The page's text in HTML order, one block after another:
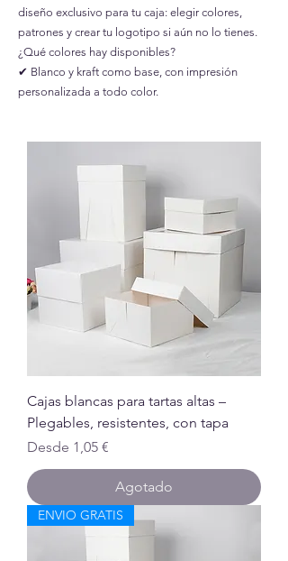
diseño exclusivo para tu caja: elegir colores,
patrones y crear tu logotipo si aún no lo tienes.
¿Qué colores hay disponibles?
✔ Blanco y kraft como base, con impresión
personalizada a todo color.
Cajas blancas para tartas altas –
Plegables, resistentes, con tapa
Desde 1,05 €
Precio de oferta
Agotado
ENVIO GRATIS